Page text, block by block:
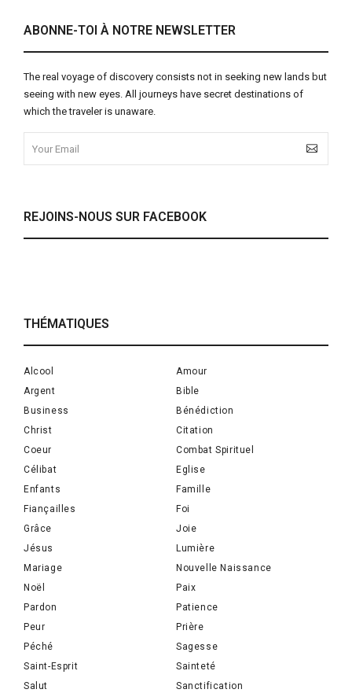
ABONNE-TOI À NOTRE NEWSLETTER
The real voyage of discovery consists not in seeking new lands but
seeing with new eyes. All journeys have secret destinations of
which the traveler is unaware.
REJOINS-NOUS SUR FACEBOOK
THÉMATIQUES
Alcool
Amour
Argent
Bible
Business
Bénédiction
Christ
Citation
Coeur
Combat Spirituel
Célibat
Eglise
Enfants
Famille
Fiançailles
Foi
Grâce
Joie
Jésus
Lumière
Mariage
Nouvelle Naissance
Noël
Paix
Pardon
Patience
Peur
Prière
Péché
Sagesse
Saint-Esprit
Sainteté
Salut
Sanctification